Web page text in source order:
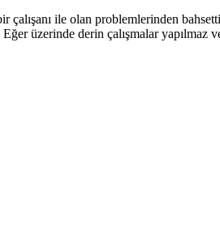
ile olan problemlerinden
üzerinde derin çalışmalar yapılmaz